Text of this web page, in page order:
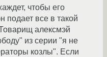
чтобы его
подает все в такой
алексмэй
из серии "я не
козлы". Если